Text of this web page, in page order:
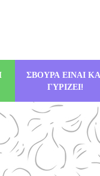
ΣΒΟΥΡΑ ΕΙΝΑΙ
ΓΥΡΙΖΕΙ!